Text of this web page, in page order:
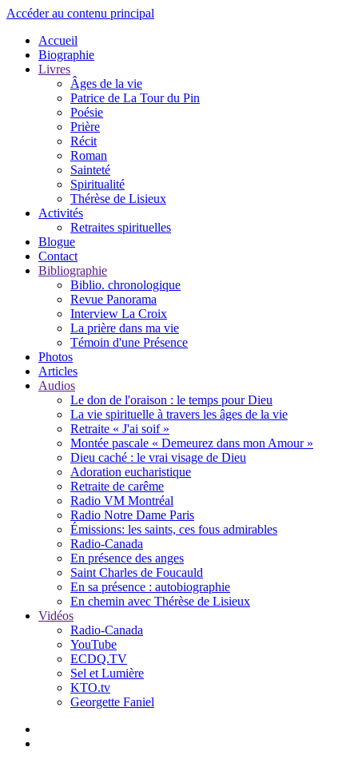
Accéder au contenu principal
Accueil
Biographie
Livres
Âges de la vie
Patrice de La Tour du Pin
Poésie
Prière
Récit
Roman
Sainteté
Spiritualité
Thérèse de Lisieux
Activités
Retraites spirituelles
Blogue
Contact
Bibliographie
Biblio. chronologique
Revue Panorama
Interview La Croix
La prière dans ma vie
Témoin d'une Présence
Photos
Articles
Audios
Le don de l'oraison : le temps pour Dieu
La vie spirituelle à travers les âges de la vie
Retraite « J'ai soif »
Montée pascale « Demeurez dans mon Amour »
Dieu caché : le vrai visage de Dieu
Adoration eucharistique
Retraite de carême
Radio VM Montréal
Radio Notre Dame Paris
Émissions: les saints, ces fous admirables
Radio-Canada
En présence des anges
Saint Charles de Foucauld
En sa présence : autobiographie
En chemin avec Thérèse de Lisieux
Vidéos
Radio-Canada
YouTube
ECDQ.TV
Sel et Lumière
KTO.tv
Georgette Faniel